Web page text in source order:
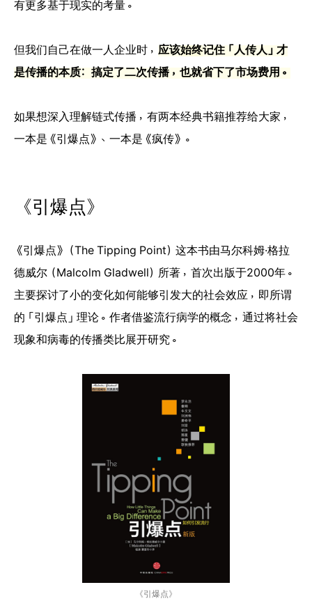
有更多基于现实的考量。
但我们自己在做一人企业时， 应该始终记住「人传人」才
是传播的本质：搞定了二次传播，也就省下了市场费用。
如果想深入理解链式传播，有两本经典书籍推荐给大家，
一本是《引爆点》、一本是《疯传》。
《引爆点》
《引爆点》（The Tipping Point）这本书由马尔科姆·格拉
德威尔（Malcolm Gladwell）所著，首次出版于2000年。
主要探讨了小的变化如何能够引发大的社会效应，即所谓
的「引爆点」理论。作者借鉴流行病学的概念，通过将社会
现象和病毒的传播类比展开研究。
《引爆点》